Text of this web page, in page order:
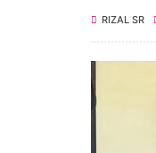
RIZAL SR